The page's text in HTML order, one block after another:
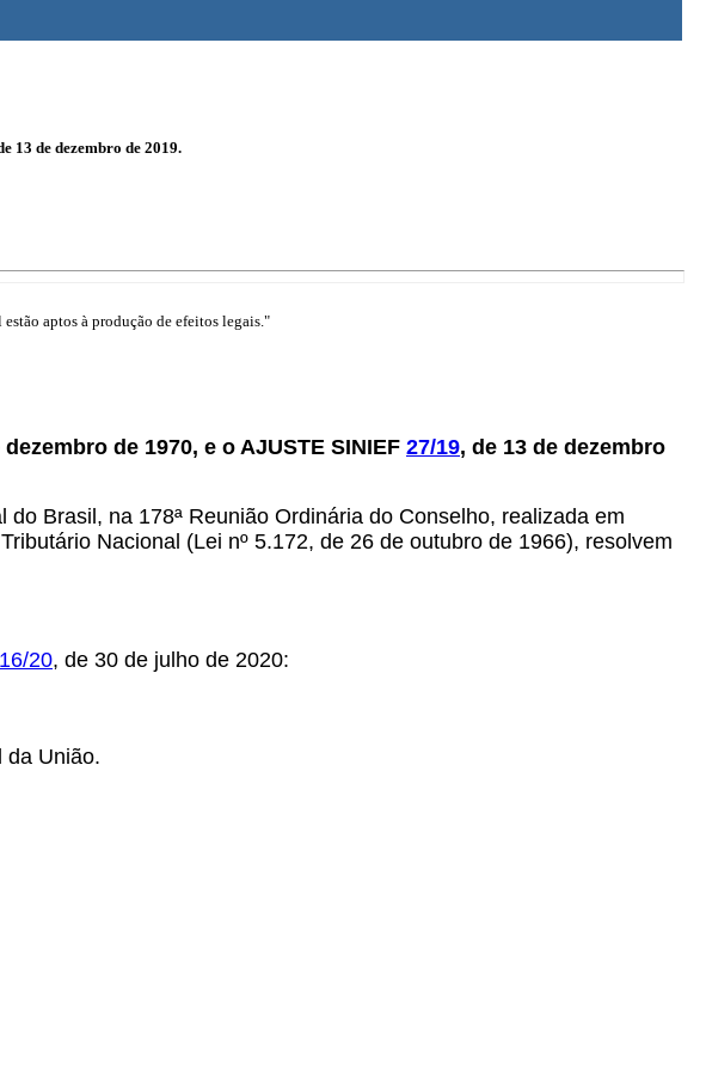
13 de dezembro de 2019.
aptos à produção de efeitos legais."
dezembro de 1970, e o AJUSTE SINIEF 27/19, de 13 de dezembro
Brasil, na 178ª Reunião Ordinária do Conselho, realizada em
Nacional (Lei nº 5.172, de 26 de outubro de 1966), resolvem
20, de 30 de julho de 2020:
da União.